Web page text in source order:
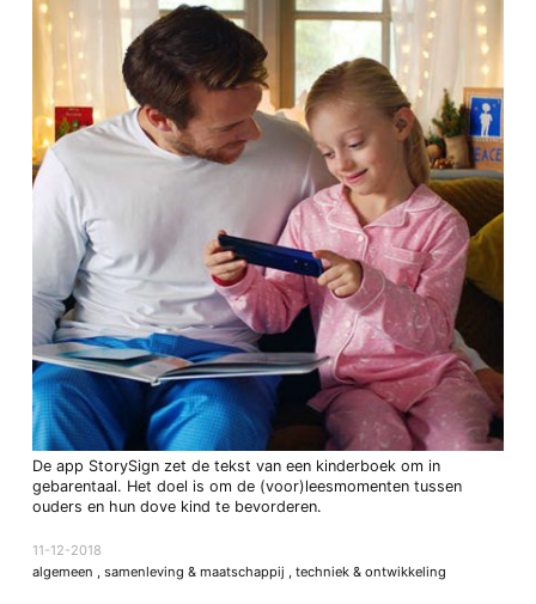
De app StorySign zet de tekst van een kinderboek om in
gebarentaal. Het doel is om de (voor)leesmomenten tussen
ouders en hun dove kind te bevorderen.
11-12-2018
algemeen , samenleving & maatschappij , techniek & ontwikkeling